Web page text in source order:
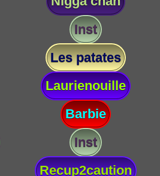
Inst
Les patates
Laurienouille
Barbie
Inst
Recup2caution